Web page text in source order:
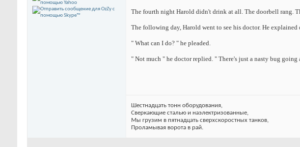
The fourth night Harold didn't drink at all. The doorbell rang.
The following day, Harold went to see his doctor. He
" What can I do? " he pleaded.
" Not much " he doctor replied. " There's just a nasty bug going
Шестнадцать тонн оборудования,
Сверкающие сталью и наэлектризованные,
Мы грузим в пятнадцать сверхскоростных танков,
Проламывая ворота в рай.